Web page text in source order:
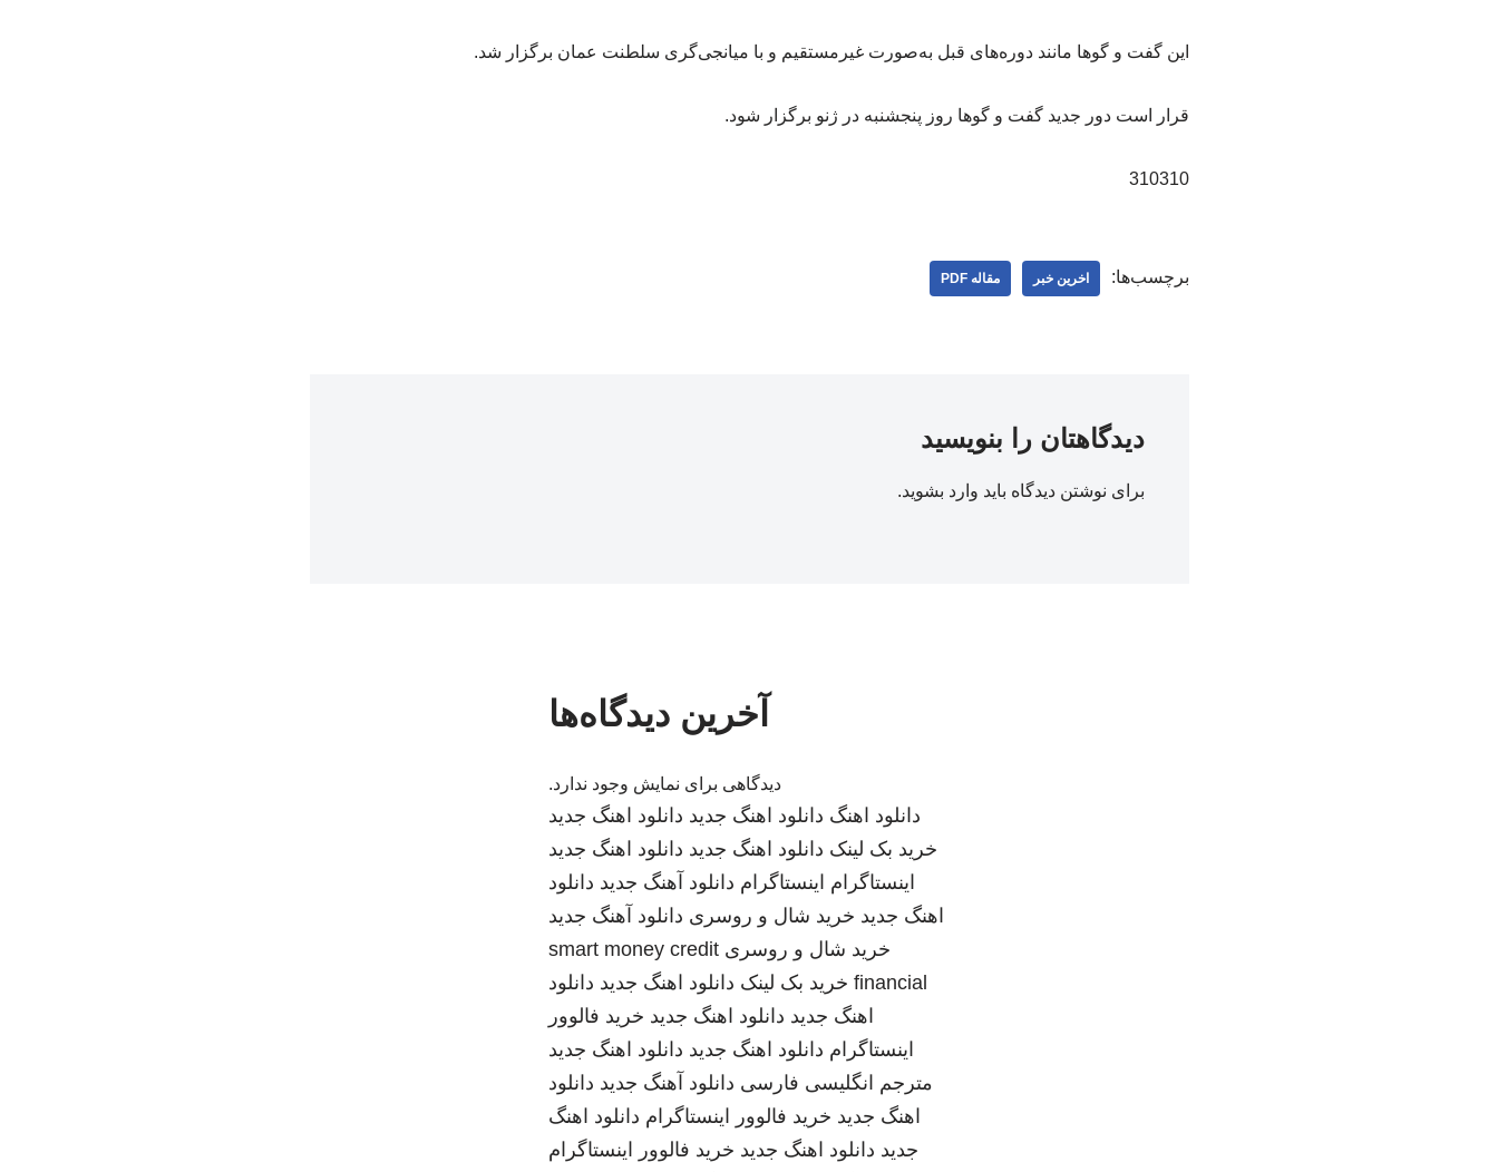
این گفت و گوها مانند دوره‌های قبل به‌صورت غیرمستقیم و با میانجی‌گری سلطنت عمان برگزار شد.
قرار است دور جدید گفت و گوها روز پنجشنبه در ژنو برگزار شود.
310310
برچسب‌ها: اخرین خبر مقاله PDF
دیدگاهتان را بنویسید
برای نوشتن دیدگاه باید وارد بشوید.
آخرین دیدگاه‌ها
دیدگاهی برای نمایش وجود ندارد.
دانلود اهنگ دانلود اهنگ جدید دانلود اهنگ جدید
خرید بک لینک دانلود اهنگ جدید دانلود اهنگ جدید
اینستاگرام اینستاگرام دانلود آهنگ جدید دانلود
اهنگ جدید خرید شال و روسری دانلود آهنگ جدید
خرید شال و روسری smart money credit
financial خرید بک لینک دانلود اهنگ جدید دانلود
اهنگ جدید دانلود اهنگ جدید خرید فالوور
اینستاگرام دانلود اهنگ جدید دانلود اهنگ جدید
مترجم انگلیسی فارسی دانلود آهنگ جدید دانلود
اهنگ جدید خرید فالوور اینستاگرام دانلود اهنگ
جدید دانلود اهنگ جدید خرید فالوور اینستاگرام